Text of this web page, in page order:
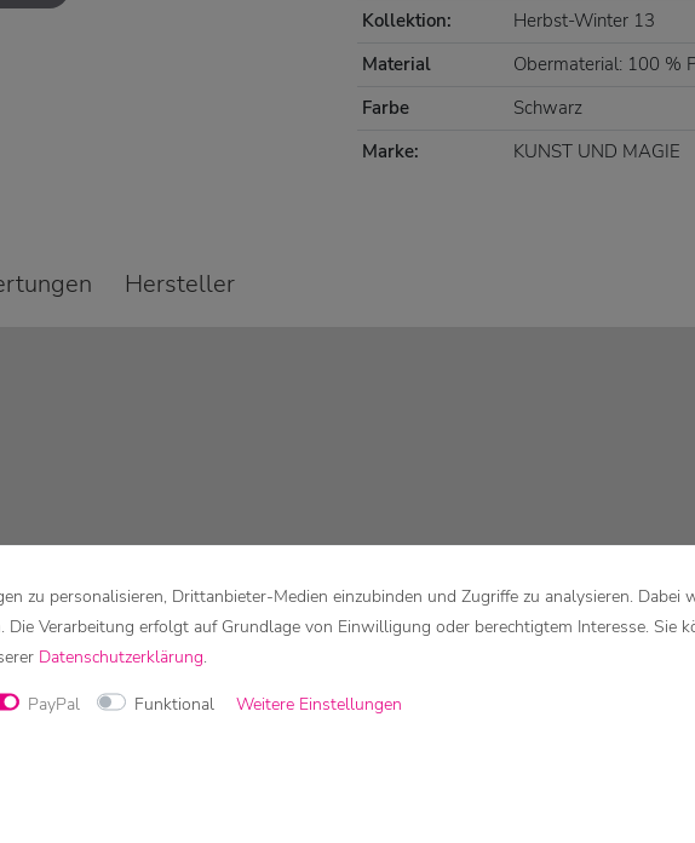
Kollektion:
Herbst-Winter 13
Material
Obermaterial: 100 %
Farbe
Schwarz
Marke:
KUNST UND MAGIE
Hersteller
leicht von der Abbildung abweichen.
zu personalisieren, Drittanbieter-Medien einzubinden und Zugriffe zu analysieren. Dabei
Verarbeitung erfolgt auf Grundlage von Einwilligung oder berechtigtem Interesse. Sie
Daten­schutz­erklärung.
PayPal Funktional Weitere Einstellungen